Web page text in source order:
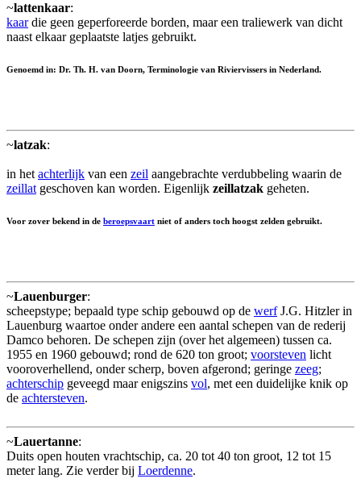
~lattenkaar:
kaardie geen geperforeerde borden, maar een traliewerk van dicht
naast elkaar geplaatste latjes gebruikt.
Genoemd in: Dr. Th. H. van Doorn, Terminologie van Riviervissers in Nederland.
~latzak:
in het achterlijk van een zeil aangebrachte verdubbeling waarin de
zeillat geschoven kan worden. Eigenlijk zeillatzak geheten.
Voor zover bekend in de beroepsvaart niet of anders toch hoogst zelden gebruikt.
~Lauenburger:
scheepstype; bepaald type schip gebouwd op de werfJ.G. Hitzler in
Lauenburg waartoe onder andere een aantal schepen van de rederij
Damco behoren. De schepen zijn (over het algemeen) tussen ca.
1955 en 1960 gebouwd; rond de 620 ton groot; voorsteven licht
vooroverhellend, onder scherp, boven afgerond; geringe zeeg;
achterschip geveegd maar enigszins vol, met een duidelijke knik op
de achtersteven.
~Lauertanne:
Duits open houten vrachtschip, ca. 20 tot 40 ton groot, 12 tot 15
meter lang. Zie verder bij Loerdenne.